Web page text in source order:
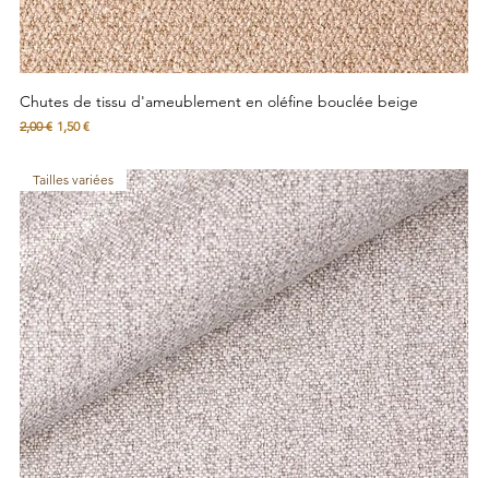
Chutes de tissu d'ameublement en oléfine bouclée beige
Prix original
2,00 € Prix promotionnel
1,50 €
Tailles variées